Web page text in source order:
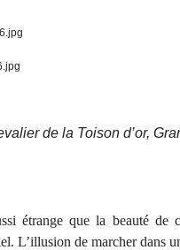
de la Toison d’or,
étrange que la beauté de
L’illusion de marcher dans